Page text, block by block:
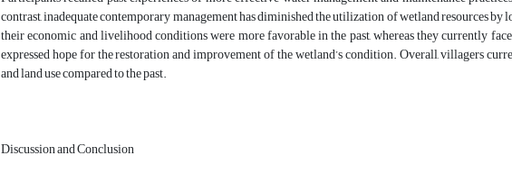
contrast, inadequate contemporary management has diminished the utilization of wetland resources
their economic and livelihood conditions were more favorable in the past, whereas they currently
expressed hope for the restoration and improvement of the wetland’s condition. Overall, villagers
and land use compared to the past.
Discussion and Conclusion